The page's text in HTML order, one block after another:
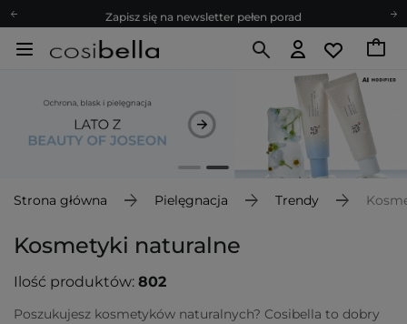
Zapisz się na newsletter pełen porad
Bezpłatne konsultacje kosmetologiczne
Poleć nas i zyskaj jeszcze więcej punktów
Zapisz się na newsletter pełen porad
Strona główna Pielęgnacja Trendy
Kosmetyki naturalne
Ilość produktów: 802
Poszukujesz kosmetyków naturalnych? Cosibella to dobry